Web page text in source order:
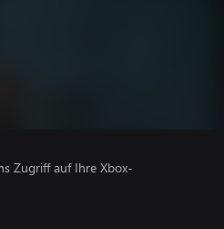
Zugriff auf Ihre Xbox-